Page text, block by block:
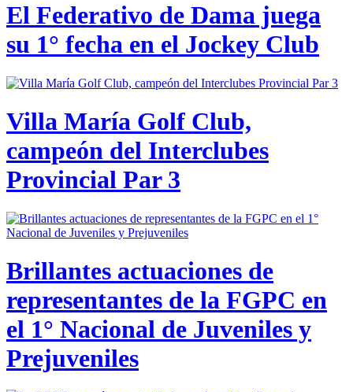
El Federativo de Dama juega
su 1° fecha en el Jockey Club
Villa María Golf Club,
campeón del Interclubes
Provincial Par 3
Brillantes actuaciones de
representantes de la FGPC en
el 1° Nacional de Juveniles y
Prejuveniles